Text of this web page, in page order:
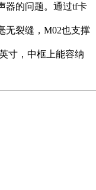
器的问题。通过tf卡
无裂缝，M02也支撑
寸，中框上能容纳